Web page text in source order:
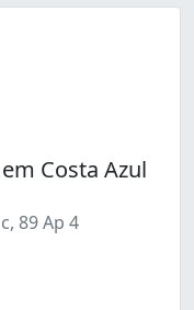
Costa Azul
89 Ap 4